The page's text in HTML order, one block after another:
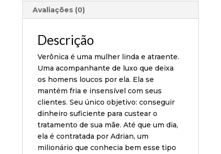
Avaliações (0)
Descrição
Verônica é uma mulher linda e atraente.
Uma acompanhante de luxo que deixa
os homens loucos por ela. Ela se
mantém fria e insensível com seus
clientes. Seu único objetivo: conseguir
dinheiro suficiente para custear o
tratamento de sua mãe. Até que um dia,
ela é contratada por Adrian, um
milionário que conhecia bem esse tipo